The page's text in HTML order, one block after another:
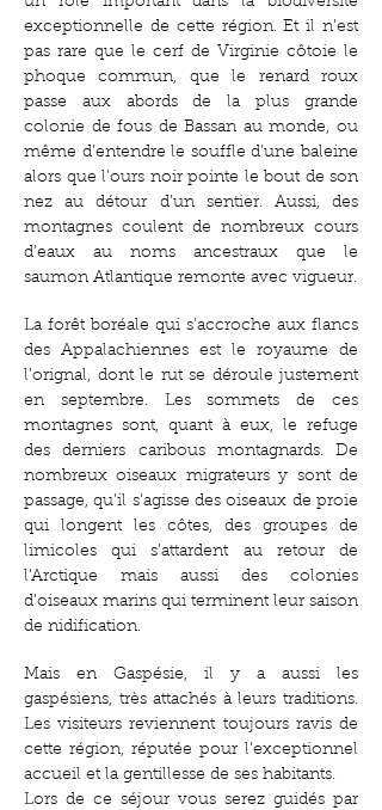
exceptionnelle de cette région. Et il n’est
pas rare que le cerf de Virginie côtoie le
phoque commun, que le renard roux
passe aux abords de la plus grande
colonie de fous de Bassan au monde, ou
même d’entendre le souffle d’une baleine
alors que l’ours noir pointe le bout de son
nez au détour d’un sentier. Aussi, des
montagnes coulent de nombreux cours
d’eaux au noms ancestraux que le
saumon Atlantique remonte avec vigueur.
La forêt boréale qui s’accroche aux flancs
des Appalachiennes est le royaume de
l’orignal, dont le rut se déroule justement
en septembre. Les sommets de ces
montagnes sont, quant à eux, le refuge
des derniers caribous montagnards. De
nombreux oiseaux migrateurs y sont de
passage, qu’il s’agisse des oiseaux de proie
qui longent les côtes, des groupes de
limicoles qui s’attardent au retour de
l’Arctique mais aussi des colonies
d’oiseaux marins qui terminent leur saison
de nidification.
Mais en Gaspésie, il y a aussi les
gaspésiens, très attachés à leurs traditions.
Les visiteurs reviennent toujours ravis de
cette région, réputée pour l’exceptionnel
accueil et la gentillesse de ses habitants.
Lors de ce séjour vous serez guidés par